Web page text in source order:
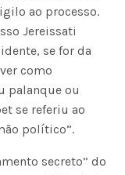
ao processo.
Jereissati
se for da
como
palanque ou
se referiu ao
político”.
secreto” do